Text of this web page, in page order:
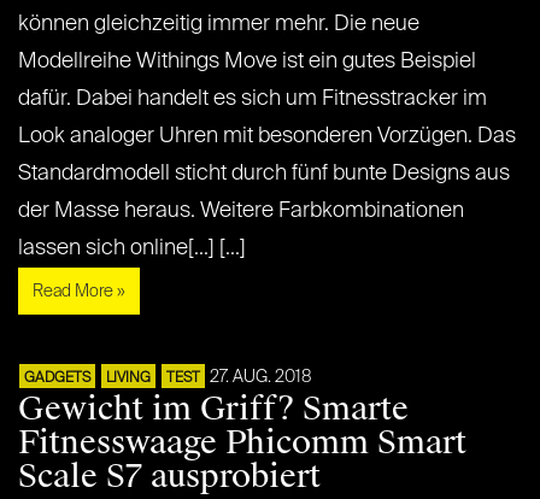
können gleichzeitig immer mehr. Die neue
Modellreihe Withings Move ist ein gutes Beispiel
dafür. Dabei handelt es sich um Fitnesstracker im
Look analoger Uhren mit besonderen Vorzügen. Das
Standardmodell sticht durch fünf bunte Designs aus
der Masse heraus. Weitere Farbkombinationen
lassen sich online[...] [...]
Read More »
GADGETS LIVING TEST 27. AUG. 2018
Gewicht im Griff? Smarte
Fitnesswaage Phicomm Smart
Scale S7 ausprobiert